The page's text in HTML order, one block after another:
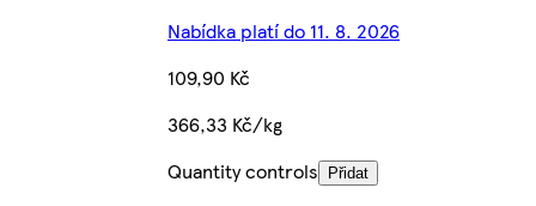
Nabídka platí do 11. 8. 2026
109,90 Kč
366,33 Kč/kg
Quantity controls
Přidat